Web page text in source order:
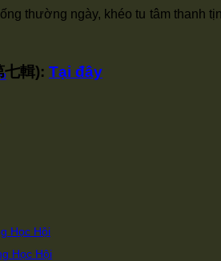
Học Hội
Học Hội
thường ngày, khéo tu tâm thanh
七輯): Tại đây